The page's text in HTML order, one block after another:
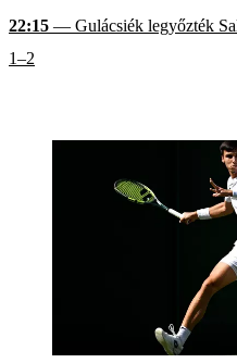
22:15 — Gulácsiék legyőzték
1–2